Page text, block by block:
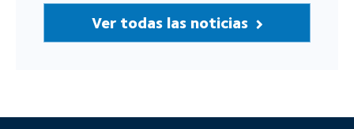
Ver todas las noticias